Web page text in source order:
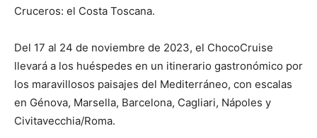
Cruceros: el Costa Toscana.
Del 17 al 24 de noviembre de 2023, el ChocoCruise
llevará a los huéspedes en un itinerario gastronómico por
los maravillosos paisajes del Mediterráneo, con escalas
en Génova, Marsella, Barcelona, Cagliari, Nápoles y
Civitavecchia/Roma.